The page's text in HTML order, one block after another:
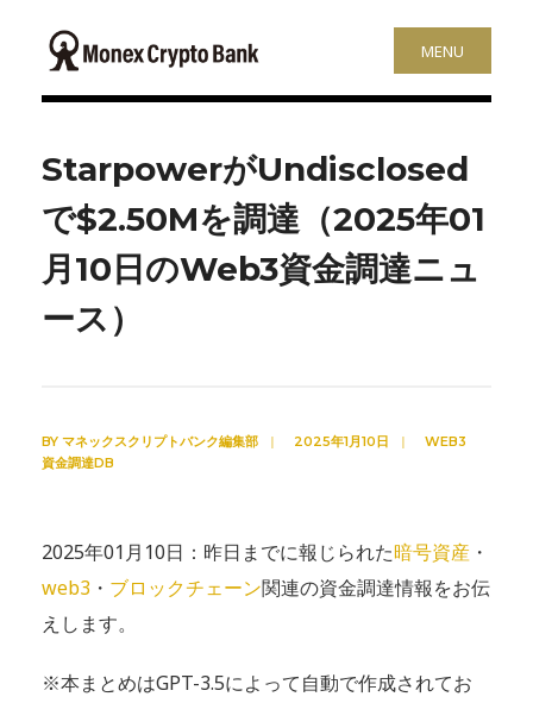
MENU
StarpowerがUndisclosed
で$2.50Mを調達（2025年01
月10日のWeb3資金調達ニュ
ース）
BY マネックスクリプトバンク編集部 | 2025年1月10日 |
WEB3
資金調達DB
2025年01月10日：昨日までに報じられた暗号資産 ・
web3 ・ ブロックチェーン関連の資金調達情報をお伝
えします。
※本まとめはGPT-3.5によって自動で作成されてお